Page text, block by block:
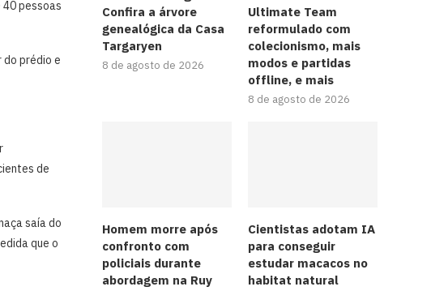
pessoas
prédio e
de
saía do
que o
Confira a árvore
genealógica da Casa
Targaryen
8 de agosto de 2026
Ultimate Team
reformulado com
colecionismo, mais
modos e partidas
offline, e mais
8 de agosto de 2026
Homem morre após
confronto com
policiais durante
abordagem na Ruy
Cientistas adotam IA
para conseguir
estudar macacos no
habitat natural